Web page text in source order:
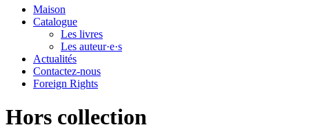
Maison
Catalogue
Les livres
Les auteur·e·s
Actualités
Contactez-nous
Foreign Rights
Hors collection